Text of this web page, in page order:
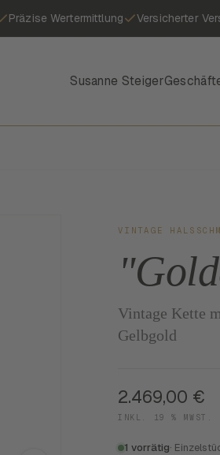
Präzise Wertermittlung Versicherter
Susanne Steiger
VINTAGE
Vintage Kette
Gelbgold
2.469,00 €
INKL. 19 % MWST.
1 vorrätig·